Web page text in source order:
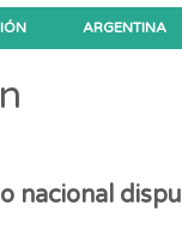
ARGENTINA
nacional